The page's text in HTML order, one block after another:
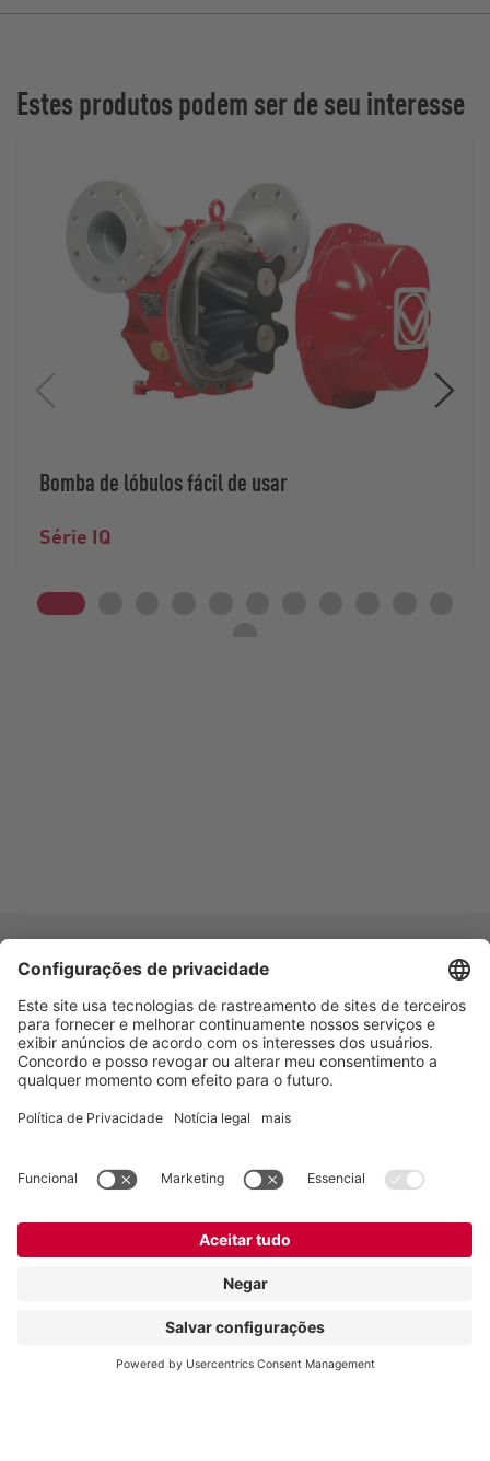
Estes produtos podem ser de seu interesse
Bomba de lóbulos fácil de usar
Série IQ
Vogelsang -
Leading in technology
Vogelsang Brasil Ltda.
Av. Theodomiro Porto da Fonseca, 3397
São Leopoldo/RS, 93022-715
+55 51 3600-5555